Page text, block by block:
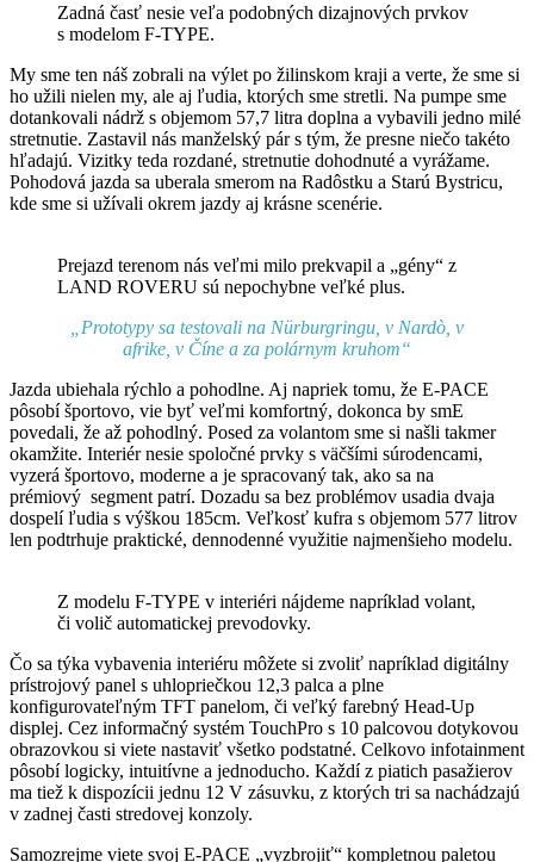
Zadná časť nesie veľa podobných dizajnových prvkov
s modelom F-TYPE.
My sme ten náš zobrali na výlet po žilinskom kraji a verte, že sme si
ho užili nielen my, ale aj ľudia, ktorých sme stretli. Na pumpe sme
dotankovali nádrž s objemom 57,7 litra doplna a vybavili jedno milé
stretnutie. Zastavil nás manželský pár s tým, že presne niečo takéto
hľadajú. Vizitky teda rozdané, stretnutie dohodnuté a vyrážame.
Pohodová jazda sa uberala smerom na Radôstku a Starú Bystricu,
kde sme si užívali okrem jazdy aj krásne scenérie.
Prejazd terenom nás veľmi milo prekvapil a „gény“ z
LAND ROVERU sú nepochybne veľké plus.
„Prototypy sa testovali na Nürburgringu, v Nardò, v
afrike, v Číne a za polárnym kruhom“
Jazda ubiehala rýchlo a pohodlne. Aj napriek tomu, že E-PACE
pôsobí športovo, vie byť veľmi komfortný, dokonca by smE
povedali, že až pohodlný. Posed za volantom sme si našli takmer
okamžite. Interiér nesie spoločné prvky s väčšími súrodencami,
vyzerá športovo, moderne a je spracovaný tak, ako sa na
prémiový segment patrí. Dozadu sa bez problémov usadia dvaja
dospelí ľudia s výškou 185cm. Veľkosť kufra s objemom 577 litrov
len podtrhuje praktické, dennodenné využitie najmenšieho modelu.
Z modelu F-TYPE v interiéri nájdeme napríklad volant,
či volič automatickej prevodovky.
Čo sa týka vybavenia interiéru môžete si zvoliť napríklad digitálny
prístrojový panel s uhlopriečkou 12,3 palca a plne
konfigurovateľným TFT panelom, či veľký farebný Head-Up
displej. Cez informačný systém TouchPro s 10 palcovou dotykovou
obrazovkou si viete nastaviť všetko podstatné. Celkovo infotainment
pôsobí logicky, intuitívne a jednoducho. Každí z piatich pasažierov
ma tiež k dispozícii jednu 12 V zásuvku, z ktorých tri sa nachádzajú
v zadnej časti stredovej konzoly.
Samozrejme viete svoj E-PACE „vyzbrojiť“ kompletnou paletou